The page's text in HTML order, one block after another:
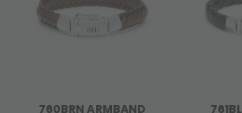
760BRN ARMBAND